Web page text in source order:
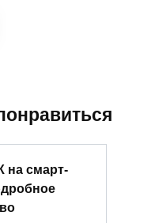
на смарт-